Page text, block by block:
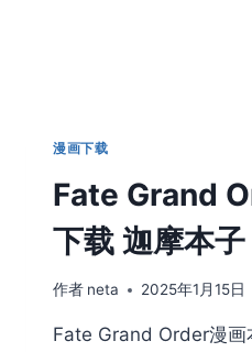
漫画下载
Fate Grand
下载 迦摩本子
作者 neta 2025年1月15日
Fate Grand Order漫画